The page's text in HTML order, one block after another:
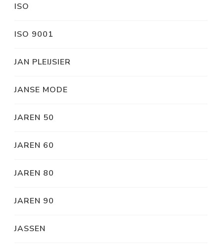
ISO
ISO 9001
JAN PLEIJSIER
JANSE MODE
JAREN 50
JAREN 60
JAREN 80
JAREN 90
JASSEN